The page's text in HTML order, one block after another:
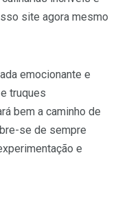
site agora mesmo
emocionante e
truques
bem a caminho de
se de sempre
e